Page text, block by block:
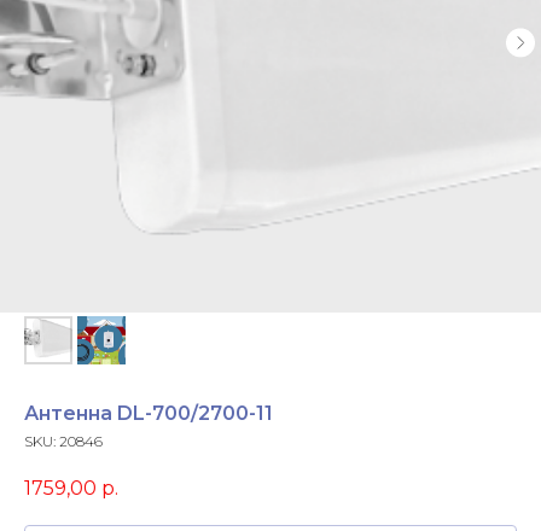
Антенна DL-700/2700-11
SKU: 20846
1759,00 р.